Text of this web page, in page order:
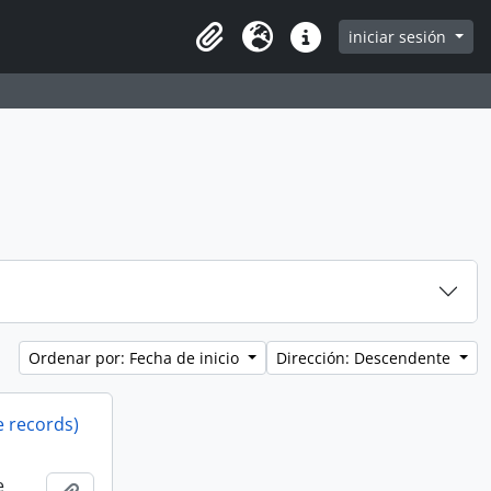
Clipboard
Idioma Enlaces rápidos
iniciar sesión
Ordenar por: Fecha de inicio Dirección: Descendente
records)